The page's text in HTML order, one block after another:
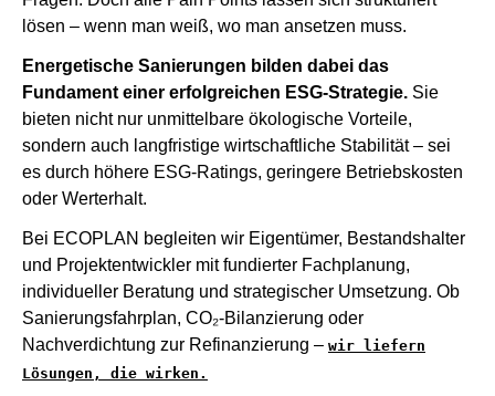
lösen – wenn man weiß, wo man ansetzen muss.
Energetische Sanierungen bilden dabei das
Fundament einer erfolgreichen ESG-Strategie. Sie
bieten nicht nur unmittelbare ökologische Vorteile,
sondern auch langfristige wirtschaftliche Stabilität – sei
es durch höhere ESG-Ratings, geringere Betriebskosten
oder Werterhalt.
Bei ECOPLAN begleiten wir Eigentümer, Bestandshalter
und Projektentwickler mit fundierter Fachplanung,
individueller Beratung und strategischer Umsetzung. Ob
Sanierungsfahrplan, CO₂-Bilanzierung oder
Nachverdichtung zur Refinanzierung – wir liefern
Lösungen, die wirken.